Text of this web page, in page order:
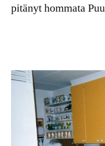
pitänyt hommata